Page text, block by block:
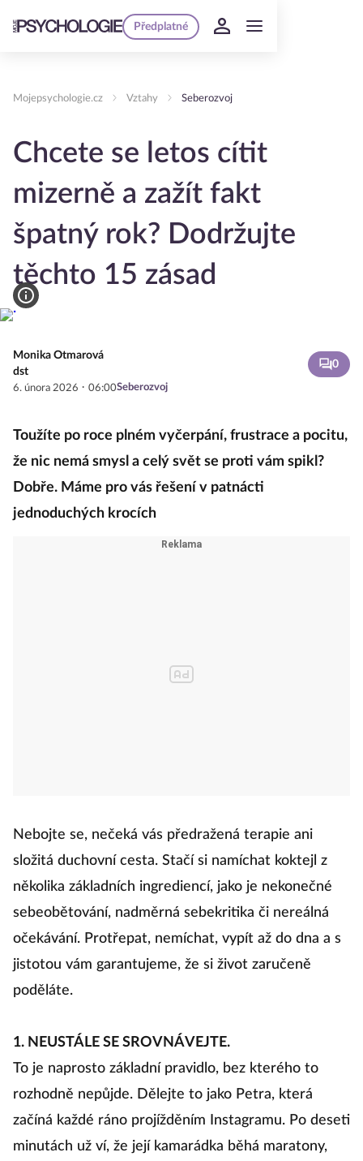
Předplatné
Mojepsychologie.cz Vztahy Seberozvoj
Chcete se letos cítit
mizerně a zažít fakt
špatný rok? Dodržujte
těchto 15 zásad
Monika Otmarová
dst
6. února 2026 · 06:00Seberozvoj
0
Toužíte po roce plném vyčerpání, frustrace a pocitu,
že nic nemá smysl a celý svět se proti vám spikl?
Dobře. Máme pro vás řešení v patnácti
jednoduchých krocích
Nebojte se, nečeká vás předražená terapie ani
složitá duchovní cesta. Stačí si namíchat koktejl z
několika základních ingrediencí, jako je nekonečné
sebeobětování, nadměrná sebekritika či nereálná
očekávání. Protřepat, nemíchat, vypít až do dna a s
jistotou vám garantujeme, že si život zaručeně
poděláte.
1. NEUSTÁLE SE SROVNÁVEJTE.
To je naprosto základní pravidlo, bez kterého to
rozhodně nepůjde. Dělejte to jako Petra, která
začíná každé ráno projížděním Instagramu. Po deseti
minutách už ví, že její kamarádka běhá maratony,